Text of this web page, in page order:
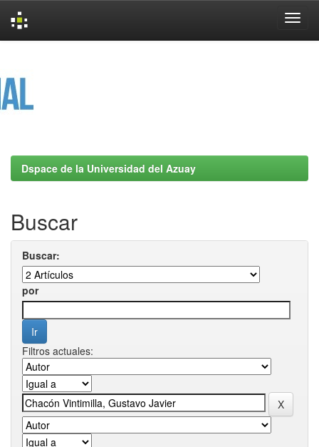
Dspace de la Universidad del Azuay
Buscar
Buscar:
por
Filtros actuales: